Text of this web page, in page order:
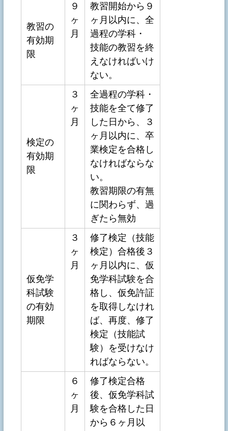
教習の
有効期
限
９
ヶ
月
教習開始から９
ヶ月以内に、全
過程の学科・
技能の教習を終
えなければいけ
ない。
検定の
有効期
限
３
ヶ
月
全過程の学科・
技能を全て修了
した日から、３
ヶ月以内に、卒
業検定を合格し
なければならな
い。
教習期限の有無
に関わらず、過
ぎたら無効
仮免学
科試験
の有効
期限
３
ヶ
月
修了検定（技能
検定）合格後３
ヶ月以内に、仮
免学科試験を合
格し、仮免許証
を取得しなけれ
ば、再度、修了
検定（技能試
験）を受けなけ
ればならない。
６
ヶ
月
修了検定合格
後、仮免学科試
験を合格した日
から６ヶ月以